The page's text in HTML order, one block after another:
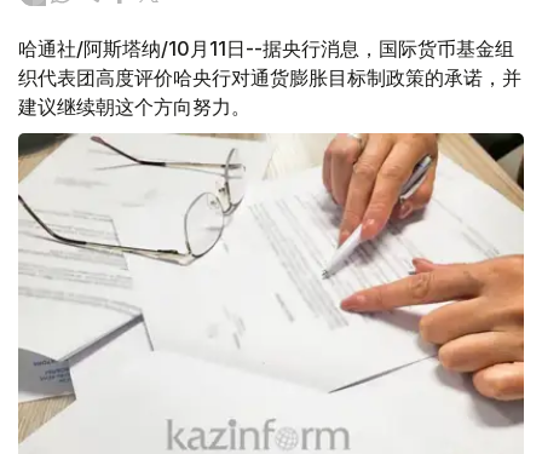
哈通社/阿斯塔纳/10月11日--据央行消息，国际货币基金组
织代表团高度评价哈央行对通货膨胀目标制政策的承诺，并
建议继续朝这个方向努力。